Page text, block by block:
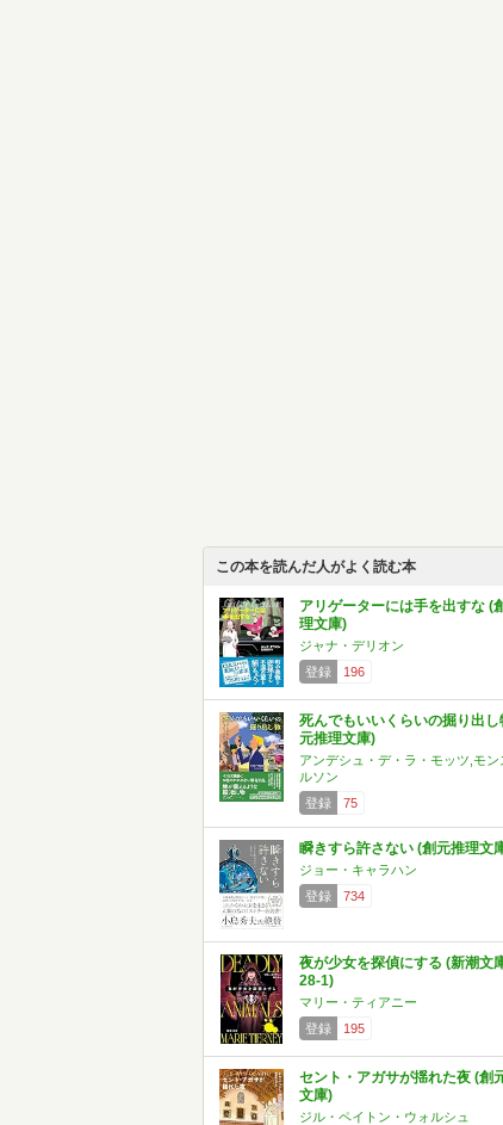
この本を読んだ人がよく読む本
アリゲーターには手を出すな (
理文庫)
ジャナ・デリオン
登録
196
死んでもいいくらいの掘り出し
元推理文庫)
アンデシュ・デ・ラ・モッツ,モン
ルソン
登録
75
瞬きすら許さない (創元推理文
ジョー・キャラハン
登録
734
夜が少女を探偵にする (新潮文
28-1)
マリー・ティアニー
登録
195
セント・アガサが揺れた夜 (創
文庫)
ジル・ペイトン・ウォルシュ